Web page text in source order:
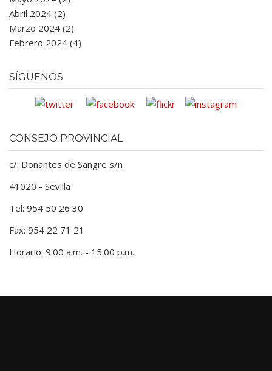
Abril 2024 (2)
Marzo 2024 (2)
Febrero 2024 (4)
SÍGUENOS
CONSEJO PROVINCIAL
c/. Donantes de Sangre s/n
41020 - Sevilla
Tel: 954 50 26 30
Fax: 954 22 71 21
Horario: 9:00 a.m. - 15:00 p.m.